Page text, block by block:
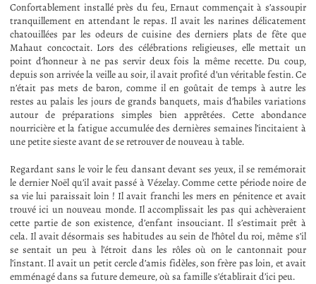
Confortablement installé près du feu, Ernaut commençait à s’assoupir
tranquillement en attendant le repas. Il avait les narines délicatement
chatouillées par les odeurs de cuisine des derniers plats de fête que
Mahaut concoctait. Lors des célébrations religieuses, elle mettait un
point d’honneur à ne pas servir deux fois la même recette. Du coup,
depuis son arrivée la veille au soir, il avait profité d’un véritable festin. Ce
n’était pas mets de baron, comme il en goûtait de temps à autre les
restes au palais les jours de grands banquets, mais d’habiles variations
autour de préparations simples bien apprêtées. Cette abondance
nourricière et la fatigue accumulée des dernières semaines l’incitaient à
une petite sieste avant de se retrouver de nouveau à table.
Regardant sans le voir le feu dansant devant ses yeux, il se remémorait
le dernier Noël qu’il avait passé à Vézelay. Comme cette période noire de
sa vie lui paraissait loin ! Il avait franchi les mers en pénitence et avait
trouvé ici un nouveau monde. Il accomplissait les pas qui achèveraient
cette partie de son existence, d’enfant insouciant. Il s’estimait prêt à
cela. Il avait désormais ses habitudes au sein de l’hôtel du roi, même s’il
se sentait un peu à l’étroit dans les rôles où on le cantonnait pour
l’instant. Il avait un petit cercle d’amis fidèles, son frère pas loin, et avait
emménagé dans sa future demeure, où sa famille s’établirait d’ici peu.